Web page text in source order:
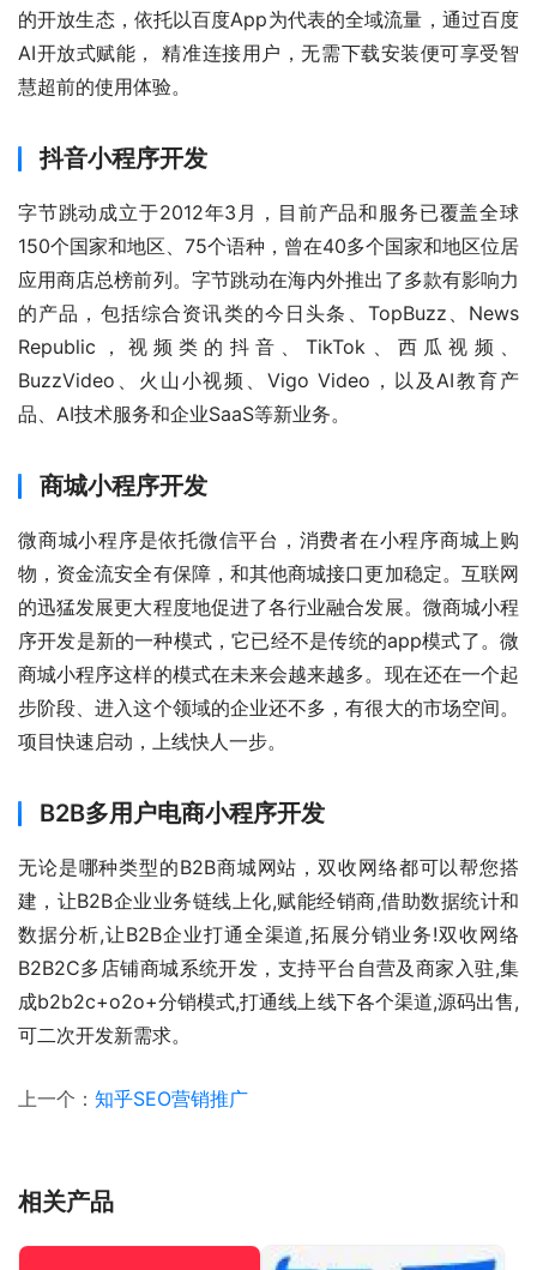
的开放生态，依托以百度App为代表的全域流量，通过百度
AI开放式赋能， 精准连接用户，无需下载安装便可享受智
慧超前的使用体验。
抖音小程序开发
字节跳动成立于2012年3月，目前产品和服务已覆盖全球
150个国家和地区、75个语种，曾在40多个国家和地区位居
应用商店总榜前列。字节跳动在海内外推出了多款有影响力
的产品，包括综合资讯类的今日头条、TopBuzz、News
Republic，视频类的抖音、TikTok、西瓜视频、
BuzzVideo、火山小视频、Vigo Video，以及AI教育产
品、AI技术服务和企业SaaS等新业务。
商城小程序开发
微商城小程序是依托微信平台，消费者在小程序商城上购
物，资金流安全有保障，和其他商城接口更加稳定。互联网
的迅猛发展更大程度地促进了各行业融合发展。微商城小程
序开发是新的一种模式，它已经不是传统的app模式了。微
商城小程序这样的模式在未来会越来越多。现在还在一个起
步阶段、进入这个领域的企业还不多，有很大的市场空间。
项目快速启动，上线快人一步。
B2B多用户电商小程序开发
无论是哪种类型的B2B商城网站，双收网络都可以帮您搭
建，让B2B企业业务链线上化,赋能经销商,借助数据统计和
数据分析,让B2B企业打通全渠道,拓展分销业务!双收网络
B2B2C多店铺商城系统开发，支持平台自营及商家入驻,集
成b2b2c+o2o+分销模式,打通线上线下各个渠道,源码出售,
可二次开发新需求。
上一个： 知乎SEO营销推广
相关产品